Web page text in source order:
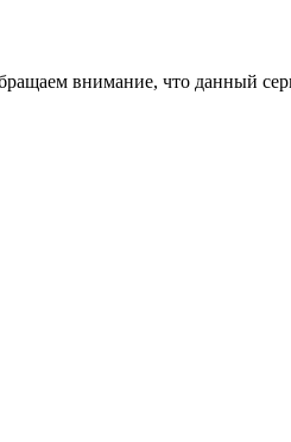
внимание, что данный